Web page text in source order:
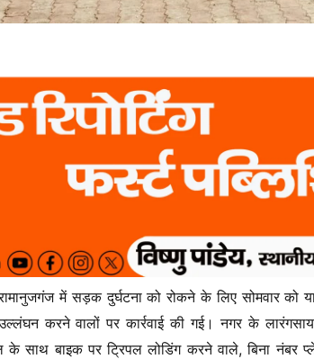
में सड़क दुर्घटना को रोकने के लिए सोमवार को
उल्लंघन करने वालों पर कार्रवाई की गई। नगर के
साथ बाइक पर ट्रिपल लोडिंग करने वाले, बिना नंबर